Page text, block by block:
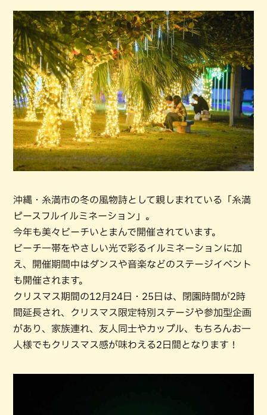
沖縄・糸満市の冬の風物詩として親しまれている「糸満
ピースフルイルミネーション」。
今年も美々ビーチいとまんで開催されています。
ビーチ一帯をやさしい光で彩るイルミネーションに加
え、開催期間中はダンスや音楽などのステージイベント
も開催されます。
クリスマス期間の12月24日・25日は、閉園時間が2時
間延長され、クリスマス限定特別ステージや参加型企画
があり、家族連れ、友人同士やカップル、もちろんお一
人様でもクリスマス感が味わえる2日間となります！